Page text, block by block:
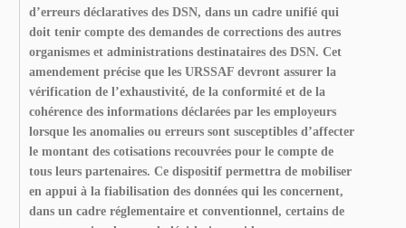
d’erreurs déclaratives des DSN, dans un cadre unifié qui
doit tenir compte des demandes de corrections des autres
organismes et administrations destinataires des DSN. Cet
amendement précise que les URSSAF devront assurer la
vérification de l’exhaustivité, de la conformité et de la
cohérence des informations déclarées par les employeurs
lorsque les anomalies ou erreurs sont susceptibles d’affecter
le montant des cotisations recouvrées pour le compte de
tous leurs partenaires. Ce dispositif permettra de mobiliser
en appui à la fiabilisation des données qui les concernent,
dans un cadre réglementaire et conventionnel, certains de